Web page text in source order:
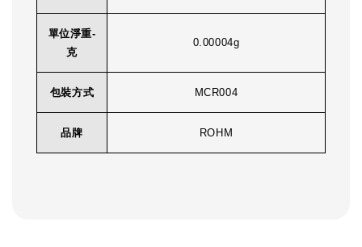
單位淨重-
克
0.00004g
包裝方式 MCR004
品牌 ROHM